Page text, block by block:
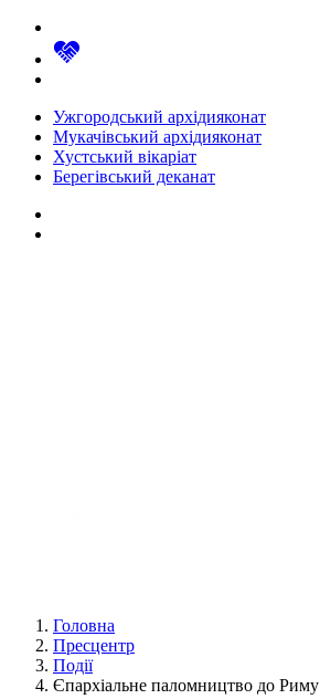
Ужгородський архідияконат
Мукачівський архідияконат
Хустський вікаріат
Берегівський деканат
Головна
Пресцентр
Події
Єпархіальне паломництво до Риму